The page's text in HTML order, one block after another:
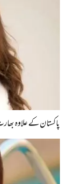
پاکستان کے علاوہ